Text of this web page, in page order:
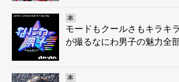
本
モードもクールさもキラキ
が撮るなにわ男子の魅力全部
本